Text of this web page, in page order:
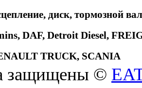
диск, тормозной
DAF, Detroit Diesel,
TRUCK, SCANIA
защищены ©